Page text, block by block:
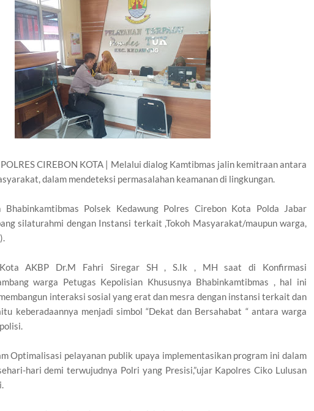
CIREBON KOTA | Melalui dialog Kamtibmas jalin kemitraan antara
dalam mendeteksi permasalahan keamanan di lingkungan.
Bhabinkamtibmas Polsek Kedawung Polres Cirebon Kota Polda Jabar
silaturahmi dengan Instansi terkait ,Tokoh Masyarakat/maupun warga,
Kota AKBP Dr.M Fahri Siregar SH , S.Ik , MH saat di Konfirmasi
warga Petugas Kepolisian Khususnya Bhabinkamtibmas , hal ini
interaksi sosial yang erat dan mesra dengan instansi terkait dan
keberadaannya menjadi simbol “Dekat dan Bersahabat “ antara warga
Optimalisasi pelayanan publik upaya implementasikan program ini dalam
hari demi terwujudnya Polri yang Presisi,”ujar Kapolres Ciko Lulusan